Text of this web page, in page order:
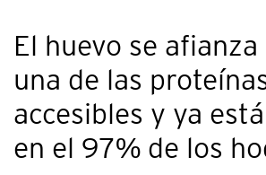
El huevo se
una de las
accesibles y ya
en el 97% de los